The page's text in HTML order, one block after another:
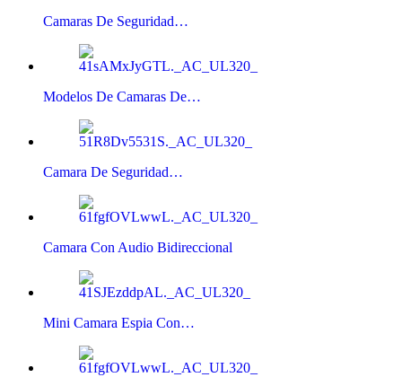
Camaras De Seguridad…
Modelos De Camaras De…
Camara De Seguridad…
Camara Con Audio Bidireccional
Mini Camara Espia Con…